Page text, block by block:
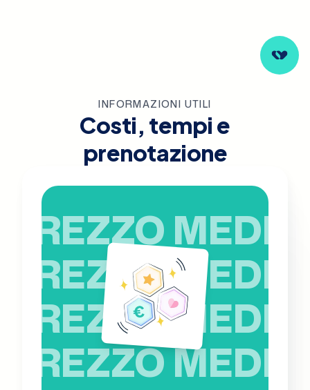
INFORMAZIONI UTILI
Costi, tempi e
prenotazione
PREZZO MEDIO
PREZZO MEDIO
PREZZO MEDIO
PREZZO MEDIO